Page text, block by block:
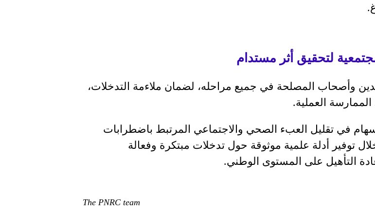
.
لتحقيق أثر مستدام
وأصحاب المصلحة في جميع مراحله، لضمان ملاءمة التدخلات،
العملية.
في تقليل العبء الصحي والاجتماعي المرتبط باضطرابات
توفير أدلة علمية موثوقة حول تدخلات مبتكرة وفعالة
التأهيل على المستوى الوطني.
The PNRC team